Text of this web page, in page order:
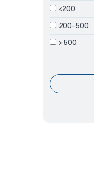
<200
200-500
> 500